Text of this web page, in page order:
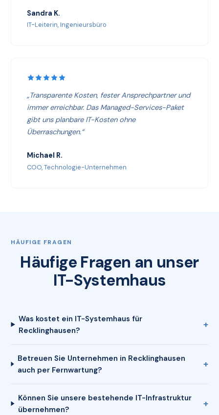
Sandra K.
IT-Leiterin, Ingenieursbüro
„Transparente Kosten, fester Ansprechpartner und
immer erreichbar. Das Managed-Services-Paket
gibt uns planbare IT-Kosten ohne
Überraschungen.“
Michael R.
COO, Technologie-Unternehmen
HÄUFIGE FRAGEN
Häufige Fragen an unser
IT-Systemhaus
Was kostet ein IT-Systemhaus für
Recklinghausen?
Betreuen Sie Unternehmen in Recklinghausen
auch per Fernwartung?
Können Sie unsere bestehende IT-Infrastruktur
übernehmen?